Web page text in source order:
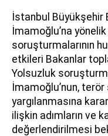
İstanbul Büyükşehir
İmamoğlu’na
soruşturmalarının
etkileri Bakanlar
Yolsuzluk
İmamoğlu’nun,
yargılanmasına
ilişkin adımların ve
değerlendirilmesi